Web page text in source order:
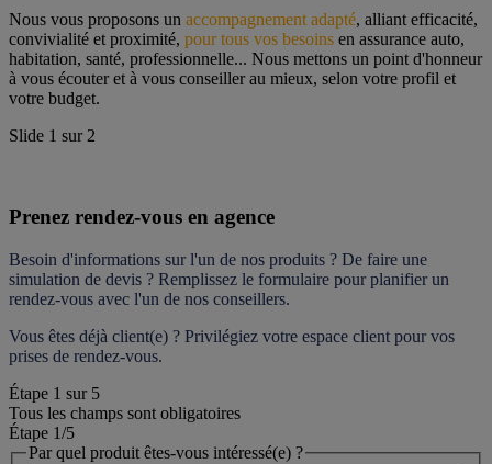
Nous vous proposons un accompagnement adapté, alliant efficacité,
convivialité et proximité, pour tous vos besoins en assurance auto,
habitation, santé, professionnelle... Nous mettons un point d'honneur
à vous écouter et à vous conseiller au mieux, selon votre profil et
votre budget.
Slide 1 sur 2
Prenez rendez-vous en agence
Besoin d'informations sur l'un de nos produits ? De faire une
simulation de devis ? Remplissez le formulaire pour planifier un
rendez-vous avec l'un de nos conseillers.
Vous êtes déjà client(e) ? Privilégiez votre espace client pour vos
prises de rendez-vous.
Étape 1 sur 5
Tous les champs sont obligatoires
Étape 1/5
Par quel produit êtes-vous intéressé(e) ?